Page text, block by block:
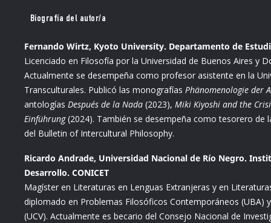
Biografía del autor/a
Fernando Wirtz, Kyoto University. Departamento de
Licenciado en Filosofía por la Universidad de Buenos Aires y
Actualmente se desempeña como profesor asistente en la
Transculturales. Publicó las monografías Phänomenologie der
antologías Después de la Nada(2023), Miki Kiyoshi and the
Einführung(2024). También se desempeña como tesorero de
del Bulletin of Intercultural Philosophy.
Ricardo Andrade, Universidad Nacional de Río Negro.
Desarrollo. CONICET
Magíster en Literaturas en Lenguas Extranjeras y en
diplomado en Problemas Filosóficos Contemporáneos (UBA)
(UCV). Actualmente es becario del Consejo Nacional de